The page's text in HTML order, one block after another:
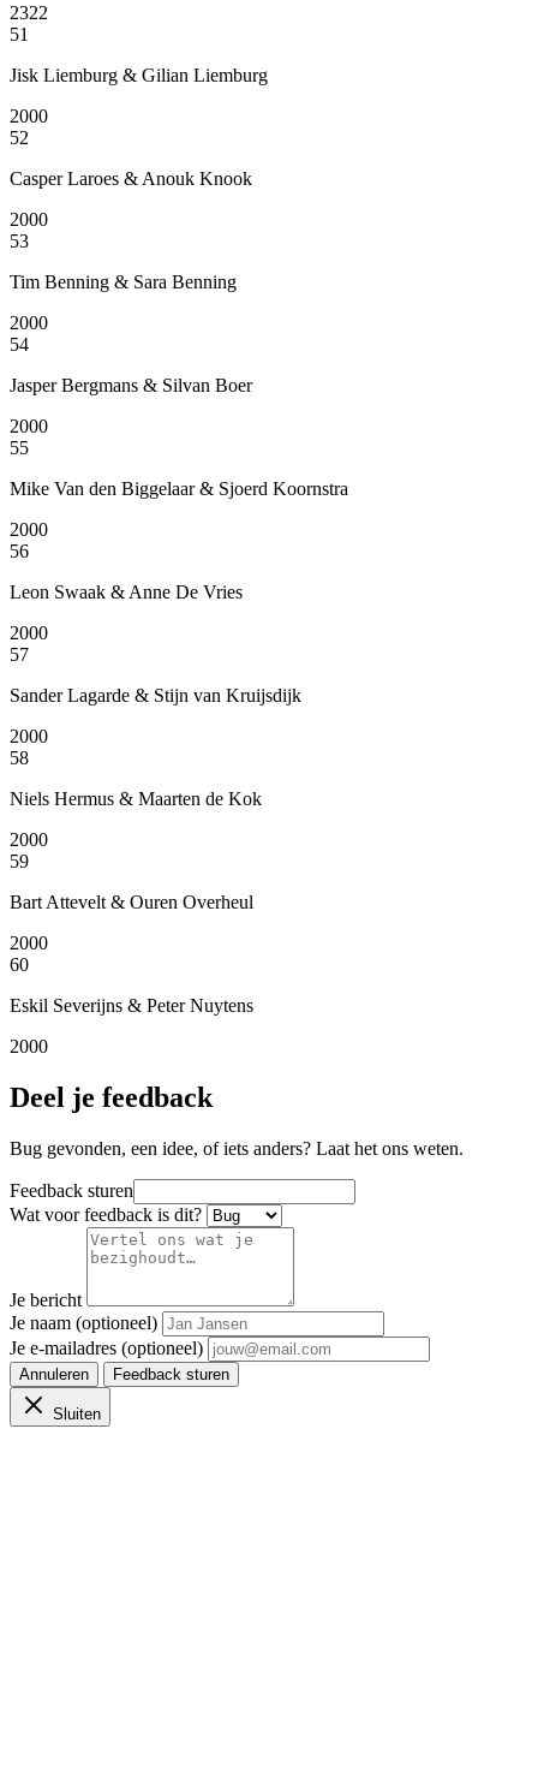
2322
51
Jisk Liemburg & Gilian Liemburg
2000
52
Casper Laroes & Anouk Knook
2000
53
Tim Benning & Sara Benning
2000
54
Jasper Bergmans & Silvan Boer
2000
55
Mike Van den Biggelaar & Sjoerd Koornstra
2000
56
Leon Swaak & Anne De Vries
2000
57
Sander Lagarde & Stijn van Kruijsdijk
2000
58
Niels Hermus & Maarten de Kok
2000
59
Bart Attevelt & Ouren Overheul
2000
60
Eskil Severijns & Peter Nuytens
2000
Deel je feedback
Bug gevonden, een idee, of iets anders? Laat het ons weten.
Feedback sturen
Wat voor feedback is dit?
Je bericht
Je naam (optioneel)
Je e-mailadres (optioneel)
Annuleren Feedback sturen
Sluiten